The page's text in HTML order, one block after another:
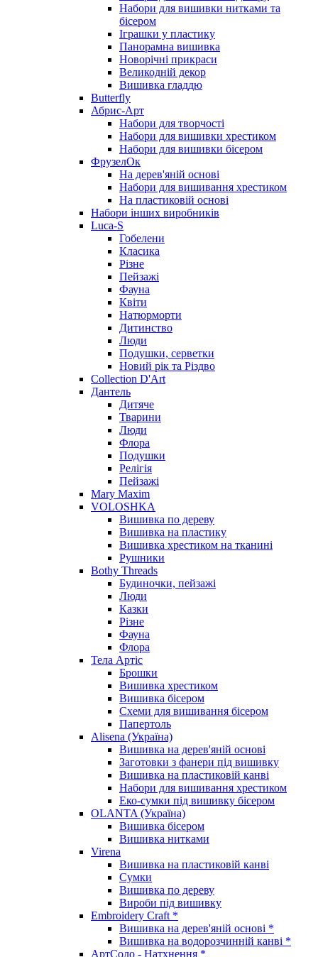
Набори для вишивки нитками та
бісером
Іграшки у пластику
Панорамна вишивка
Новорічні прикраси
Великодній декор
Вишивка гладдю
Butterfly
Абрис-Арт
Набори для творчості
Набори для вишивки хрестиком
Набори для вишивки бісером
ФрузелОк
На дерев'яній основі
Набори для вишивання хрестиком
На пластиковій основі
Набори інших виробників
Luca-S
Гобелени
Класика
Різне
Пейзажі
Фауна
Квіти
Натюрморти
Дитинство
Люди
Подушки, серветки
Новий рік та Різдво
Collection D'Art
Дантель
Дитяче
Тварини
Люди
Флора
Подушки
Релігія
Пейзажі
Mary Maxim
VOLOSHKA
Вишивка по дереву
Вишивка на пластику
Вишивка хрестиком на тканині
Рушники
Bothy Threads
Будиночки, пейзажі
Люди
Казки
Різне
Фауна
Флора
Тела Артіс
Брошки
Вишивка хрестиком
Вишивка бісером
Схеми для вишивання бісером
Папертоль
Alisena (Україна)
Вишивка на дерев'яній основі
Заготовки з фанери під вишивку
Вишивка на пластиковій канві
Набори для вишивання хрестиком
Еко-сумки під вишивку бісером
OLANTA (Україна)
Вишивка бісером
Вишивка нитками
Virena
Вишивка на пластиковій канві
Сумки
Вишивка по дереву
Вироби під вишивку
Embroidery Craft *
Вишивка на дерев'яній основі *
Вишивка на водорозчинній канві *
АртСоло - Натхнення *